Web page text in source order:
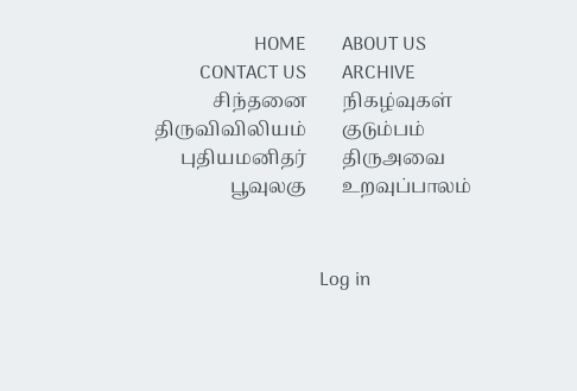
HOME
CONTACT US
சிந்தனை
திருவிவிலியம்
புதியமனிதர்
பூவுலகு
ABOUT US
ARCHIVE
நிகழ்வுகள்
குடும்பம்
திருஅவை
உறவுப்பாலம்
Log in